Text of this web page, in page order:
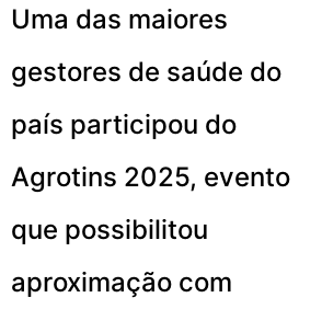
Uma das maiores
gestores de saúde do
país participou do
Agrotins 2025, evento
que possibilitou
aproximação com